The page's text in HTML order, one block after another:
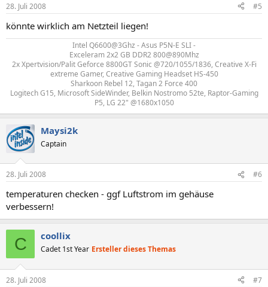
28. Juli 2008 #5
könnte wirklich am Netzteil liegen!
Intel Q6600@3Ghz - Asus P5N-E SLI -
Exceleram 2x2 GB DDR2 800@890Mhz
2x Xpertvision/Palit Geforce 8800GT Sonic @720/1055/1836, Creative X-Fi
extreme Gamer, Creative Gaming Headset HS-450
Sharkoon Rebel 12, Tagan 2 Force 400
Logitech G15, Microsoft SideWinder, Belkin Nostromo 52te, Raptor-Gaming
P5, LG 22" @1680x1050​
Maysi2k
Captain
28. Juli 2008 #6
temperaturen checken - ggf Luftstrom im gehäuse
verbessern!
C coollix
Cadet 1st Year Ersteller dieses Themas
28. Juli 2008 #7